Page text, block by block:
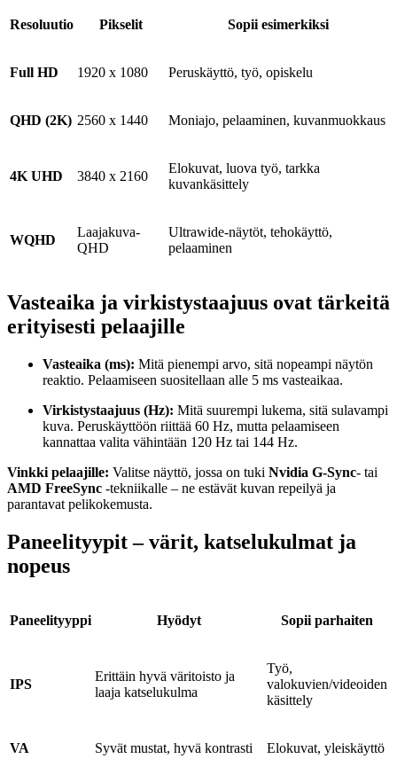
Resoluutio Pikselit Sopii esimerkiksi
Full HD 1920 x 1080 Peruskäyttö, työ, opiskelu
QHD (2K) 2560 x 1440 Moniajo, pelaaminen, kuvanmuokkaus
4K UHD 3840 x 2160
Elokuvat, luova työ, tarkka
kuvankäsittely
WQHD
Laajakuva-
QHD
Ultrawide-näytöt, tehokäyttö,
pelaaminen
Vasteaika ja virkistystaajuus ovat tärkeitä
erityisesti pelaajille
Vasteaika (ms): Mitä pienempi arvo, sitä nopeampi näytön
reaktio. Pelaamiseen suositellaan alle 5 ms vasteaikaa.
Virkistystaajuus (Hz): Mitä suurempi lukema, sitä sulavampi
kuva. Peruskäyttöön riittää 60 Hz, mutta pelaamiseen
kannattaa valita vähintään 120 Hz tai 144 Hz.
Vinkki pelaajille: Valitse näyttö, jossa on tuki Nvidia G-Sync- tai
AMD FreeSync -tekniikalle – ne estävät kuvan repeilyä ja
parantavat pelikokemusta.
Paneelityypit – värit, katselukulmat ja
nopeus
Paneelityyppi Hyödyt Sopii parhaiten
IPS
Erittäin hyvä väritoisto ja
laaja katselukulma
Työ,
valokuvien/videoiden
käsittely
VA Syvät mustat, hyvä kontrasti Elokuvat, yleiskäyttö